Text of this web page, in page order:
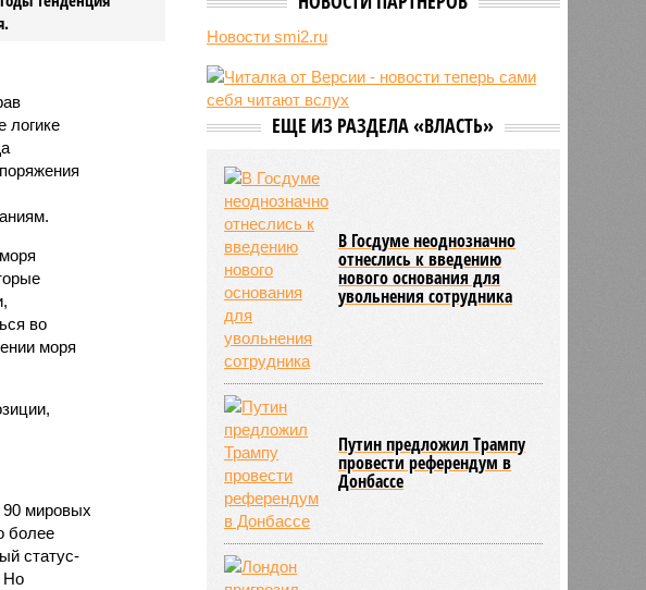
логике
во
моря
90 мировых
более
статус-
Но
ведущие вузы страны
06/08
Euractiv: закрытие границы с
экономики Финляндии
06/08
Минобрнауки осенью примет
решение о правилах приёма на
Новости smi2.ru
ЕЩЕ ИЗ РАЗДЕЛА «ВЛАСТЬ»
В Госдуме неоднозначно
отнеслись к введению
нового основания для
увольнения сотрудника
Путин предложил Трампу
провести референдум в
Донбассе